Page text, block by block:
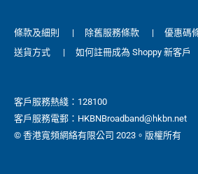
條款及細則 | 除舊服務條款 | 優惠碼
送貨方式
| 如何註冊成為 Shoppy 新客戶
客戶服務熱綫：128100
客戶服務電郵：HKBNBroadband@hkbn.net
© 香港寬頻網絡有限公司 2023。版權所有